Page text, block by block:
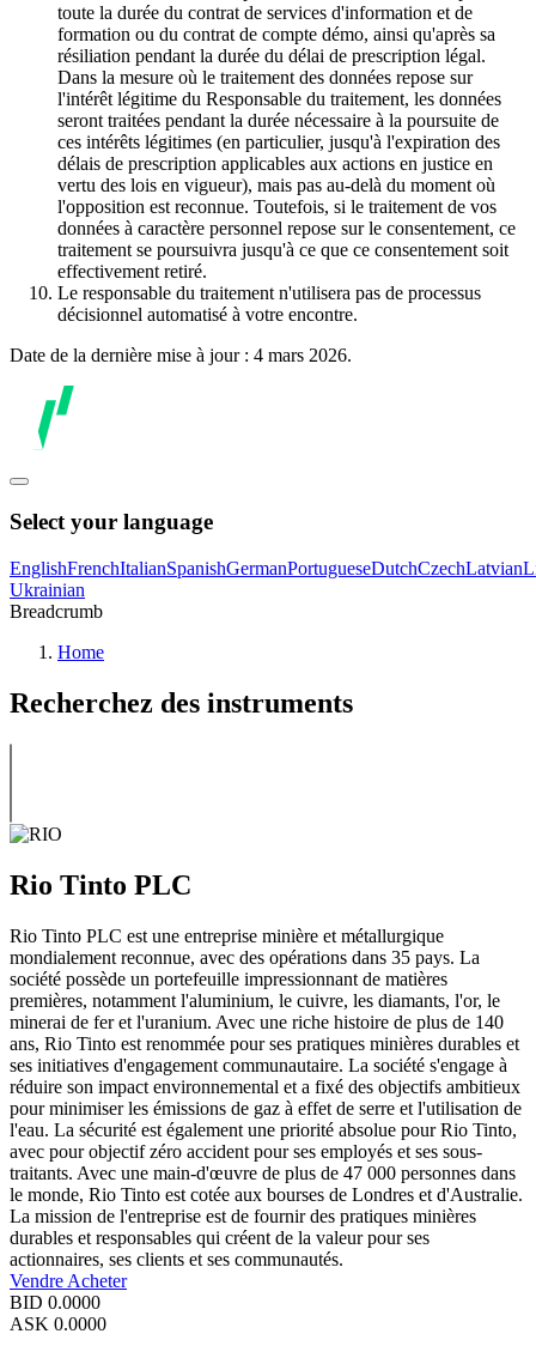
toute la durée du contrat de services d'information et de
formation ou du contrat de compte démo, ainsi qu'après sa
résiliation pendant la durée du délai de prescription légal.
Dans la mesure où le traitement des données repose sur
l'intérêt légitime du Responsable du traitement, les données
seront traitées pendant la durée nécessaire à la poursuite de
ces intérêts légitimes (en particulier, jusqu'à l'expiration des
délais de prescription applicables aux actions en justice en
vertu des lois en vigueur), mais pas au-delà du moment où
l'opposition est reconnue. Toutefois, si le traitement de vos
données à caractère personnel repose sur le consentement, ce
traitement se poursuivra jusqu'à ce que ce consentement soit
effectivement retiré.
Le responsable du traitement n'utilisera pas de processus
décisionnel automatisé à votre encontre.
Date de la dernière mise à jour : 4 mars 2026.
Select your language
EnglishFrenchItalianSpanishGermanPortugueseDutchCzechLatvian
Ukrainian
Breadcrumb
Home
Recherchez des instruments
Rio Tinto PLC
Rio Tinto PLC est une entreprise minière et métallurgique
mondialement reconnue, avec des opérations dans 35 pays. La
société possède un portefeuille impressionnant de matières
premières, notamment l'aluminium, le cuivre, les diamants, l'or, le
minerai de fer et l'uranium. Avec une riche histoire de plus de 140
ans, Rio Tinto est renommée pour ses pratiques minières durables et
ses initiatives d'engagement communautaire. La société s'engage à
réduire son impact environnemental et a fixé des objectifs ambitieux
pour minimiser les émissions de gaz à effet de serre et l'utilisation de
l'eau. La sécurité est également une priorité absolue pour Rio Tinto,
avec pour objectif zéro accident pour ses employés et ses sous-
traitants. Avec une main-d'œuvre de plus de 47 000 personnes dans
le monde, Rio Tinto est cotée aux bourses de Londres et d'Australie.
La mission de l'entreprise est de fournir des pratiques minières
durables et responsables qui créent de la valeur pour ses
actionnaires, ses clients et ses communautés.
Vendre Acheter
BID 0.0000
ASK 0.0000